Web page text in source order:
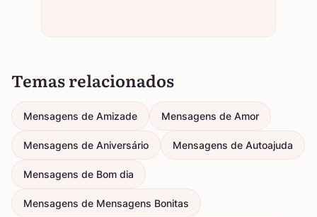
Temas relacionados
Mensagens de Amizade Mensagens de Amor
Mensagens de Aniversário Mensagens de Autoajuda
Mensagens de Bom dia
Mensagens de Mensagens Bonitas